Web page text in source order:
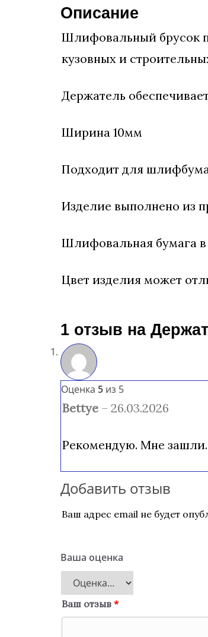
Описание
Шлифовальный брусок
кузовных и
Держатель
Ширина 10мм
Подходит для
Изделие выполнено из
Шлифовальная бумага в
Цвет изделия может
1 отзыв на
Оценка 5 из 5
Bettye – 26.03.2026
Рекомендую. Мне зашли.
Добавить отзыв
Ваш адрес email не будет
Ваша оценка
Ваш отзыв *